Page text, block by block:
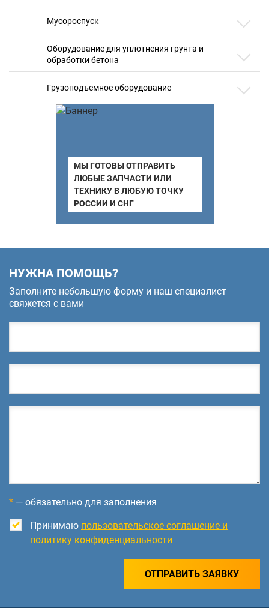
Мусороспуск
Оборудование для уплотнения грунта и
обработки бетона
Грузоподъемное оборудование
МЫ ГОТОВЫ ОТПРАВИТЬ
ЛЮБЫЕ ЗАПЧАСТИ ИЛИ
ТЕХНИКУ В ЛЮБУЮ ТОЧКУ
РОССИИ И СНГ
НУЖНА ПОМОЩЬ?
Заполните небольшую форму и наш специалист
свяжется с вами
* — обязательно для заполнения
Принимаю пользовательское соглашение и
политику конфиденциальности
ОТПРАВИТЬ ЗАЯВКУ